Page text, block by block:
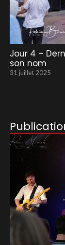
Jour 4 –
son nom
31 juillet 2025